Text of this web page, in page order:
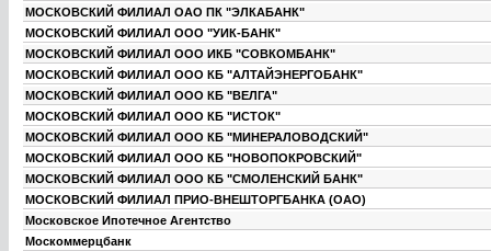
МОСКОВСКИЙ ФИЛИАЛ ОАО ПК "ЭЛКАБАНК"
МОСКОВСКИЙ ФИЛИАЛ ООО "УИК-БАНК"
МОСКОВСКИЙ ФИЛИАЛ ООО ИКБ "СОВКОМБАНК"
МОСКОВСКИЙ ФИЛИАЛ ООО КБ "АЛТАЙЭНЕРГОБАНК"
МОСКОВСКИЙ ФИЛИАЛ ООО КБ "ВЕЛГА"
МОСКОВСКИЙ ФИЛИАЛ ООО КБ "ИСТОК"
МОСКОВСКИЙ ФИЛИАЛ ООО КБ "МИНЕРАЛОВОДСКИЙ"
МОСКОВСКИЙ ФИЛИАЛ ООО КБ "НОВОПОКРОВСКИЙ"
МОСКОВСКИЙ ФИЛИАЛ ООО КБ "СМОЛЕНСКИЙ БАНК"
МОСКОВСКИЙ ФИЛИАЛ ПРИО-ВНЕШТОРГБАНКА (ОАО)
Московское Ипотечное Агентство
Москоммерцбанк